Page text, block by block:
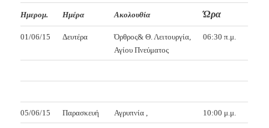
Ημερομ. Ημέρα Ακολουθία Ώρα
01/06/15 Δευτέρα
Όρθρος& Θ. Λειτουργία,
Αγίου Πνεύματος
06:30 π.μ.
05/06/15 Παρασκευή Αγρυπνία , 10:00 μ.μ.